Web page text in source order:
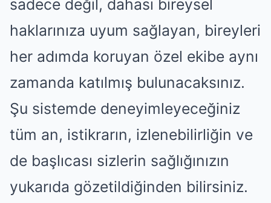
sadece değil, dahası bireysel
haklarınıza uyum sağlayan, bireyleri
her adımda koruyan özel ekibe aynı
zamanda katılmış bulunacaksınız.
Şu sistemde deneyimleyeceğiniz
tüm an, istikrarın, izlenebilirliğin ve
de başlıcası sizlerin sağlığınızın
yukarıda gözetildiğinden bilirsiniz.